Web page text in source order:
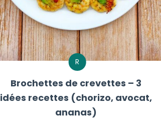
R
Brochettes de crevettes – 3
idées recettes (chorizo, avocat,
ananas)